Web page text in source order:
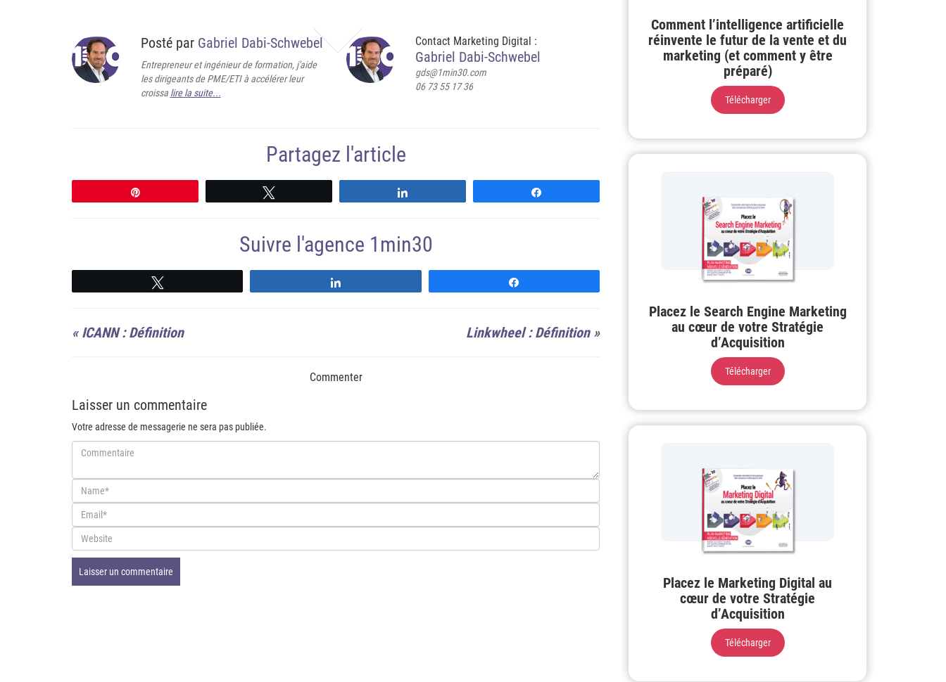
Posté par Gabriel Dabi-Schwebel
Entrepreneur et ingénieur de formation, j'aide
les dirigeants de PME/ETI à accélérer leur
croissa lire la suite...
Contact Marketing Digital :
Gabriel Dabi-Schwebel
gds@1min30.com
06 73 55 17 36
Partagez l'article
Suivre l'agence 1min30
« ICANN : Définition Linkwheel : Définition»
Commenter
Laisser un commentaire
Votre adresse de messagerie ne sera pas publiée.
Comment l’intelligence artificielle
réinvente le futur de la vente et du
marketing (et comment y être
préparé)
Télécharger
Placez le Search Engine Marketing
au cœur de votre Stratégie
d’Acquisition
Télécharger
Placez le Marketing Digital au
cœur de votre Stratégie
d’Acquisition
Télécharger